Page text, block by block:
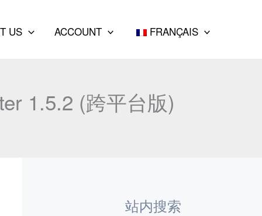
US ACCOUNT FRANÇAIS
1.5.2 (跨平台版)
站内搜索
a